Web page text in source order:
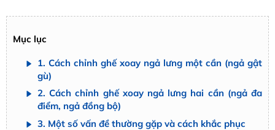
Mục lục
1. Cách chỉnh ghế xoay ngả lưng một cần (ngả gật
gù)
2. Cách chỉnh ghế xoay ngả lưng hai cần (ngả đa
điểm, ngả đồng bộ)
3. Một số vấn đề thường gặp và cách khắc phục